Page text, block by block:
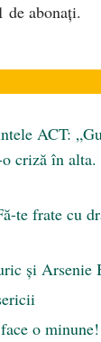
abonați.
ACT:
criză în
te frate cu
şi Arsenie
o